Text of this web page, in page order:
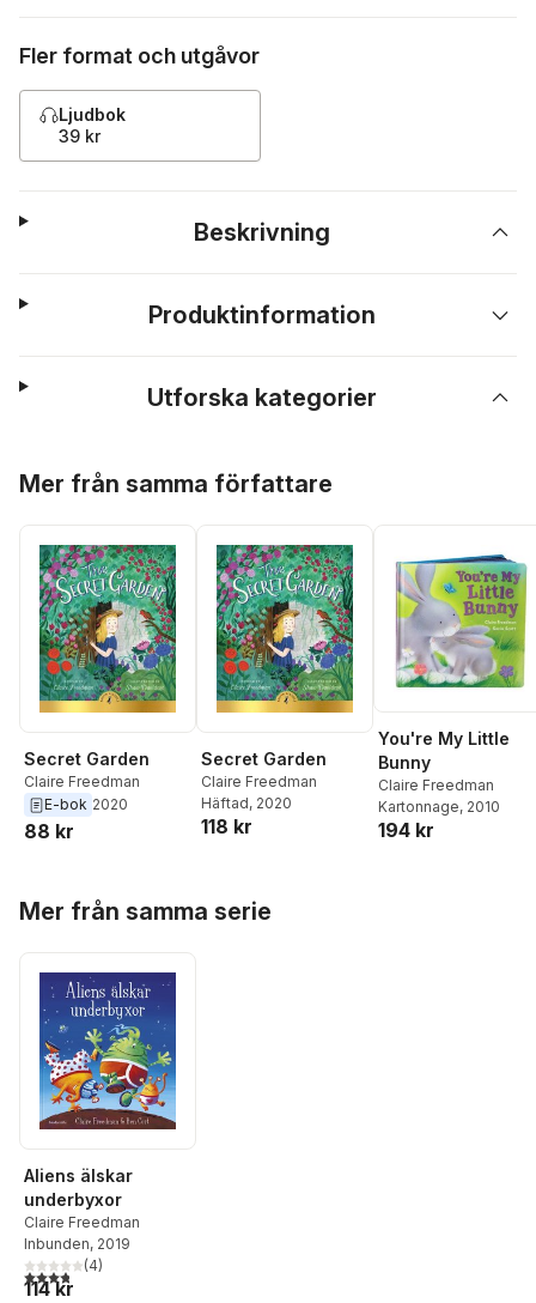
Fler format och utgåvor
Ljudbok
39 kr
Beskrivning
Produktinformation
Utforska kategorier
Mer från samma författare
Secret Garden
Claire Freedman
E-bok 2020
88 kr
Secret Garden
Claire Freedman
Häftad, 2020
118 kr
You're My Little
Bunny
Claire Freedman
Kartonnage, 2010
194 kr
Mer från samma serie
Aliens älskar
underbyxor
Claire Freedman
Inbunden, 2019
3,8utav 5 stjärnor. Totalt antal röster:
(4)
114 kr